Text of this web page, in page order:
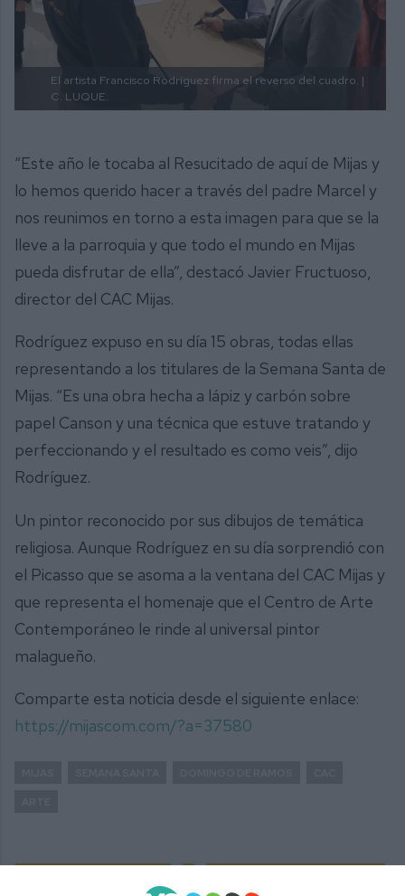
El artista Francisco Rodríguez firma el reverso del cuadro. |
C. LUQUE.
“Este año le tocaba al Resucitado de aquí de Mijas y
lo hemos querido hacer a través del padre Marcel y
nos reunimos en torno a esta imagen para que se la
lleve a la parroquia y que todo el mundo en Mijas
pueda disfrutar de ella”, destacó Javier Fructuoso,
director del CAC Mijas.
Rodríguez expuso en su día 15 obras, todas ellas
representando a los titulares de la Semana Santa de
Mijas. “Es una obra hecha a lápiz y carbón sobre
papel Canson y una técnica que estuve tratando y
perfeccionando y el resultado es como veis”, dijo
Rodríguez.
Un pintor reconocido por sus dibujos de temática
religiosa. Aunque Rodríguez en su día sorprendió con
el Picasso que se asoma a la ventana del CAC Mijas y
que representa el homenaje que el Centro de Arte
Contemporáneo le rinde al universal pintor
malagueño.
Comparte esta noticia desde el siguiente enlace:
https://mijascom.com/?a=37580